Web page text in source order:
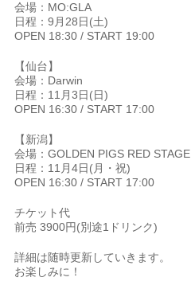
会場：MO:GLA
日程：9月28日(土)
OPEN 18:30 / START 19:00
【仙台】
会場：Darwin
日程：11月3日(日)
OPEN 16:30 / START 17:00
【新潟】
会場：GOLDEN PIGS RED STAGE
日程：11月4日(月・祝)
OPEN 16:30 / START 17:00
チケット代
前売 3900円(別途1ドリンク)
詳細は随時更新していきます。
お楽しみに！